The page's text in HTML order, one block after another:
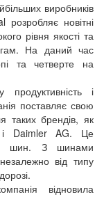
виробників
розробляє новітні
рівня якості та
На даний час
та четверте на
і
поставляє свою
таких брендів, як
Daimler AG. Це
шин. З шинами
від типу
відновила